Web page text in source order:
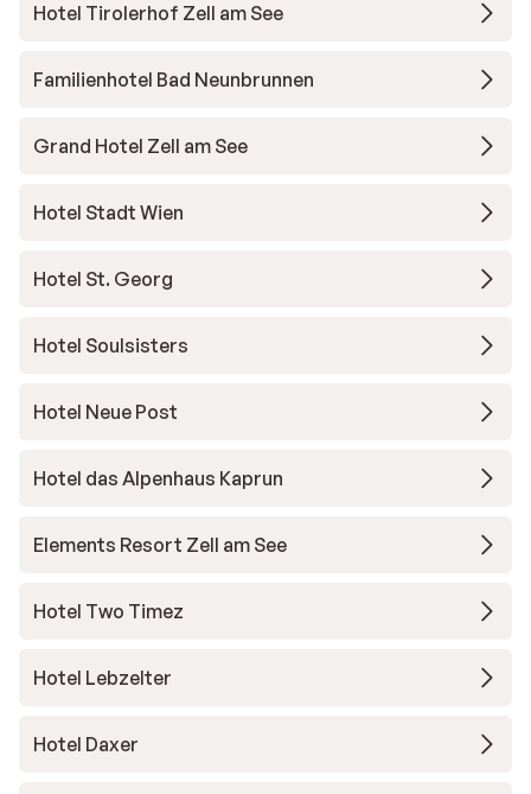
Hotel Tirolerhof Zell am See
Familienhotel Bad Neunbrunnen
Grand Hotel Zell am See
Hotel Stadt Wien
Hotel St. Georg
Hotel Soulsisters
Hotel Neue Post
Hotel das Alpenhaus Kaprun
Elements Resort Zell am See
Hotel Two Timez
Hotel Lebzelter
Hotel Daxer